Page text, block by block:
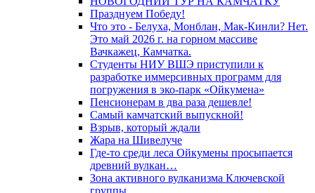
Празднуем Победу!
Что это - Белуха, Монблан, Мак-Кинли? Нет.
Это май 2026 г. на горном массиве
Вачкажец, Камчатка.
Студенты НИУ ВШЭ приступили к
разработке иммерсивных программ для
погружения в эко-парк «Ойкумена»
Пенсионерам в два раза дешевле!
Самый камчатский выпускной!
Взрыв, который ждали
Жара на Шивелуче
Где-то среди леса Ойкумены просыпается
древний вулкан…
Зона активного вулканизма Ключевской
группы